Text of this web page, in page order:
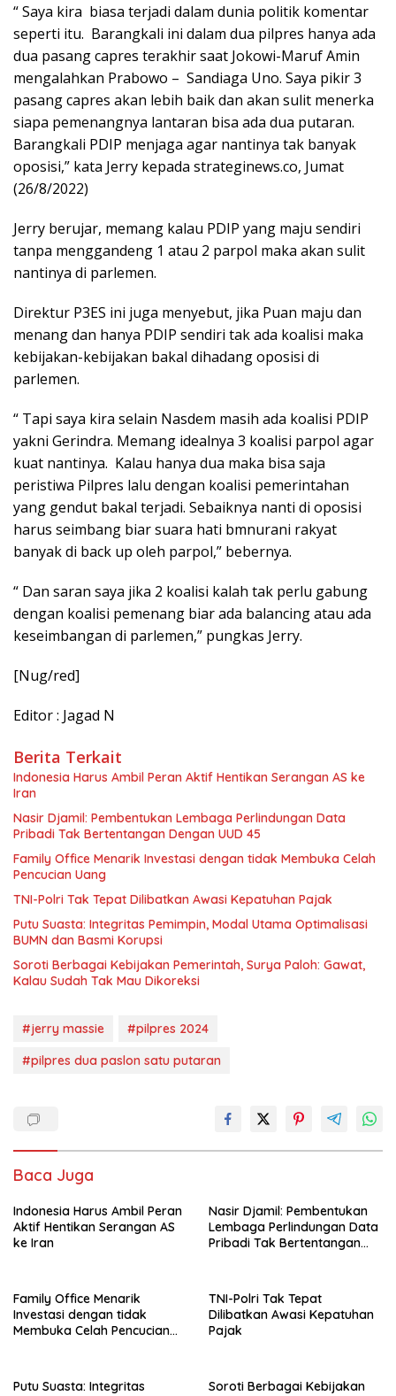
“ Saya kira biasa terjadi dalam dunia politik komentar
seperti itu. Barangkali ini dalam dua pilpres hanya ada
dua pasang capres terakhir saat Jokowi-Maruf Amin
mengalahkan Prabowo – Sandiaga Uno. Saya pikir 3
pasang capres akan lebih baik dan akan sulit menerka
siapa pemenangnya lantaran bisa ada dua putaran.
Barangkali PDIP menjaga agar nantinya tak banyak
oposisi,” kata Jerry kepada strateginews.co, Jumat
(26/8/2022)
Jerry berujar, memang kalau PDIP yang maju sendiri
tanpa menggandeng 1 atau 2 parpol maka akan sulit
nantinya di parlemen.
Direktur P3ES ini juga menyebut, jika Puan maju dan
menang dan hanya PDIP sendiri tak ada koalisi maka
kebijakan-kebijakan bakal dihadang oposisi di
parlemen.
“ Tapi saya kira selain Nasdem masih ada koalisi PDIP
yakni Gerindra. Memang idealnya 3 koalisi parpol agar
kuat nantinya. Kalau hanya dua maka bisa saja
peristiwa Pilpres lalu dengan koalisi pemerintahan
yang gendut bakal terjadi. Sebaiknya nanti di oposisi
harus seimbang biar suara hati bmnurani rakyat
banyak di back up oleh parpol,” bebernya.
“ Dan saran saya jika 2 koalisi kalah tak perlu gabung
dengan koalisi pemenang biar ada balancing atau ada
keseimbangan di parlemen,” pungkas Jerry.
[Nug/red]
Editor : Jagad N
Berita Terkait
Indonesia Harus Ambil Peran Aktif Hentikan Serangan AS ke
Iran
Nasir Djamil: Pembentukan Lembaga Perlindungan Data
Pribadi Tak Bertentangan Dengan UUD 45
Family Office Menarik Investasi dengan tidak Membuka Celah
Pencucian Uang
TNI-Polri Tak Tepat Dilibatkan Awasi Kepatuhan Pajak
Putu Suasta: Integritas Pemimpin, Modal Utama Optimalisasi
BUMN dan Basmi Korupsi
Soroti Berbagai Kebijakan Pemerintah, Surya Paloh: Gawat,
Kalau Sudah Tak Mau Dikoreksi
#jerry massie
#pilpres 2024
#pilpres dua paslon satu putaran
Baca Juga
Indonesia Harus Ambil Peran
Aktif Hentikan Serangan AS
ke Iran
Nasir Djamil: Pembentukan
Lembaga Perlindungan Data
Pribadi Tak Bertentangan
Family Office Menarik
Investasi dengan tidak
Membuka Celah Pencucian
TNI-Polri Tak Tepat
Dilibatkan Awasi Kepatuhan
Pajak
Putu Suasta: Integritas
Soroti Berbagai Kebijakan